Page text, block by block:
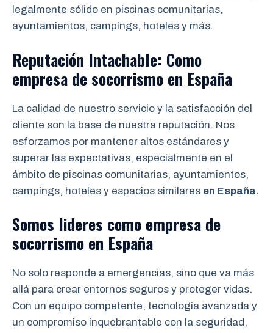
legalmente sólido en piscinas comunitarias,
ayuntamientos, campings, hoteles y más.
Reputación Intachable: Como
empresa de socorrismo en España
La calidad de nuestro servicio y la satisfacción del
cliente son la base de nuestra reputación. Nos
esforzamos por mantener altos estándares y
superar las expectativas, especialmente en el
ámbito de piscinas comunitarias, ayuntamientos,
campings, hoteles y espacios similares en España.
Somos lideres como empresa de
socorrismo en España
No solo responde a emergencias, sino que va más
allá para crear entornos seguros y proteger vidas.
Con un equipo competente, tecnología avanzada y
un compromiso inquebrantable con la seguridad,